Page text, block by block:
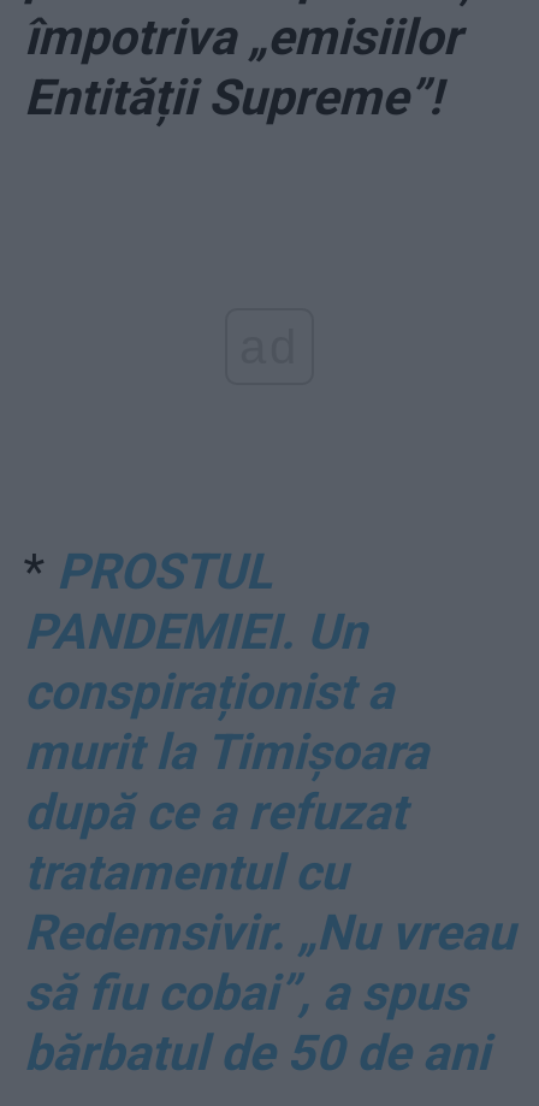
împotriva „emisiilor
Entității Supreme”!
* PROSTUL
PANDEMIEI. Un
conspiraționist a
murit la Timișoara
după ce a refuzat
tratamentul cu
Redemsivir. „Nu vreau
să fiu cobai”, a spus
bărbatul de 50 de ani